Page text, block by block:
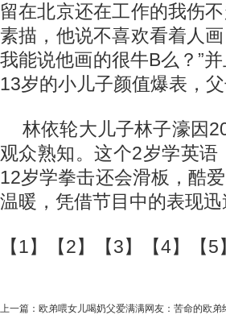
留在北京还在工作的我伤
素描，他说不喜欢看着人
我能说他画的很牛B么？”
13岁的小儿子颜值爆表，
林依轮大儿子林子濠因
观众熟知。这个2岁学英
12岁学拳击还会滑板，酷
温暖，凭借节目中的表现迅
【1】【2】【3】【4】【
上一篇： 欧弟喂女儿喝奶父爱满满网友：苦命的欧弟